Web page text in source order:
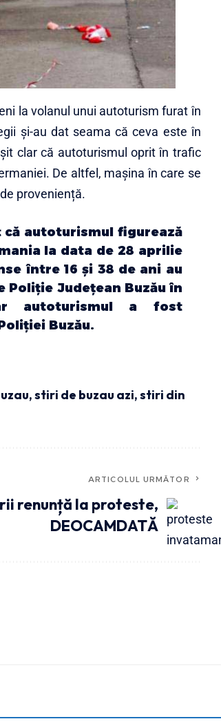
la volanul unui autoturism furat în
și-au dat seama că ceva este în
clar că autoturismul oprit în trafic
De altfel, mașina în care se
proveniență.
autoturismul figurează
la data de 28 aprilie
între 16 și 38 de ani au
Județean Buzău în
autoturismul a fost
Buzău.
,stiri de buzau azi,stiri din
ARTICOLUL URMĂTOR
renunță la proteste,
DEOCAMDATĂ